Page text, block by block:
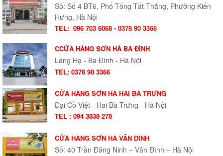
Số: Số 4 BT6, Phố Tống Tất Thắng, Phường Kiến
Hưng, Hà Nội
TEL: 096 703 6068 - 0378 90 3366
CCỬA HÀNG SƠN HÀ BA ĐÌNH
Láng Hạ - Ba Đình - Hà Nội
TEL: 0378 90 3366
CỬA HÀNG SƠN HÀ HAI BÀ TRƯNG
Đại Cồ Việt - Hai Bà Trưng - Hà Nội
TEL : 094 3838 278
CỬA HÀNG SƠN HÀ VÂN ĐÌNH
Số: 40 Trần Đăng Ninh – Vân Đình – Hà Nội